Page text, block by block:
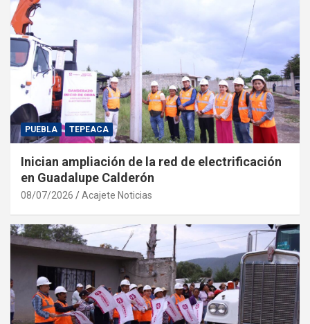
PUEBLA TEPEACA
Inician ampliación de la red de electrificación
en Guadalupe Calderón
08/07/2026 Acajete Noticias